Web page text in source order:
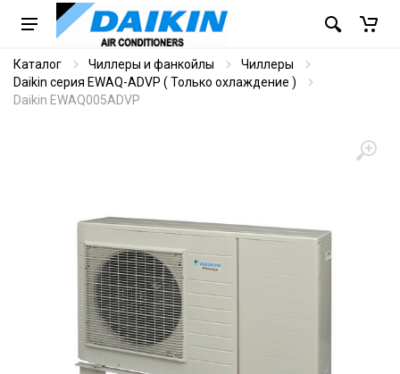
Каталог Чиллеры и фанкойлы
Чиллеры
Daikin серия EWAQ-ADVP ( Только охлаждение )
Daikin EWAQ005ADVP